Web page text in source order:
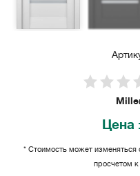
Цена
* Стоимость может изменяться
просчетом